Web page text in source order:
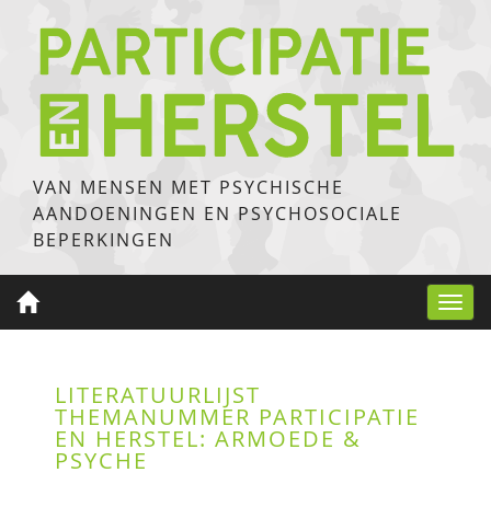
VAN MENSEN MET PSYCHISCHE
AANDOENINGEN EN PSYCHOSOCIALE
BEPERKINGEN
LITERATUURLIJST
THEMANUMMER PARTICIPATIE
EN HERSTEL: ARMOEDE &
PSYCHE